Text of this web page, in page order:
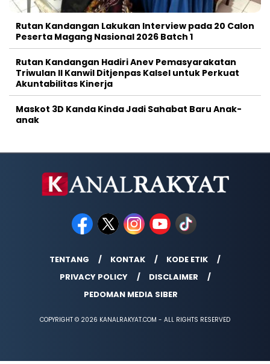
Rutan Kandangan Lakukan Interview pada 20 Calon
Peserta Magang Nasional 2026 Batch 1
Rutan Kandangan Hadiri Anev Pemasyarakatan
Triwulan II Kanwil Ditjenpas Kalsel untuk Perkuat
Akuntabilitas Kinerja
Maskot 3D Kanda Kinda Jadi Sahabat Baru Anak-
anak
TENTANG KONTAK
KODE ETIK
PRIVACY POLICY
DISCLAIMER
PEDOMAN MEDIA SIBER
COPYRIGHT © 2026 KANALRAKYAT.COM - ALL RIGHTS RESERVED